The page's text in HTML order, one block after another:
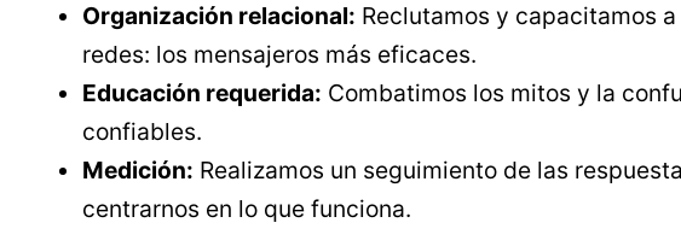
Organización relacional: Reclutamos y capacitamos
redes: los mensajeros más eficaces.
Educación requerida: Combatimos los mitos y la
confiables.
Medición: Realizamos un seguimiento de las
centrarnos en lo que funciona.